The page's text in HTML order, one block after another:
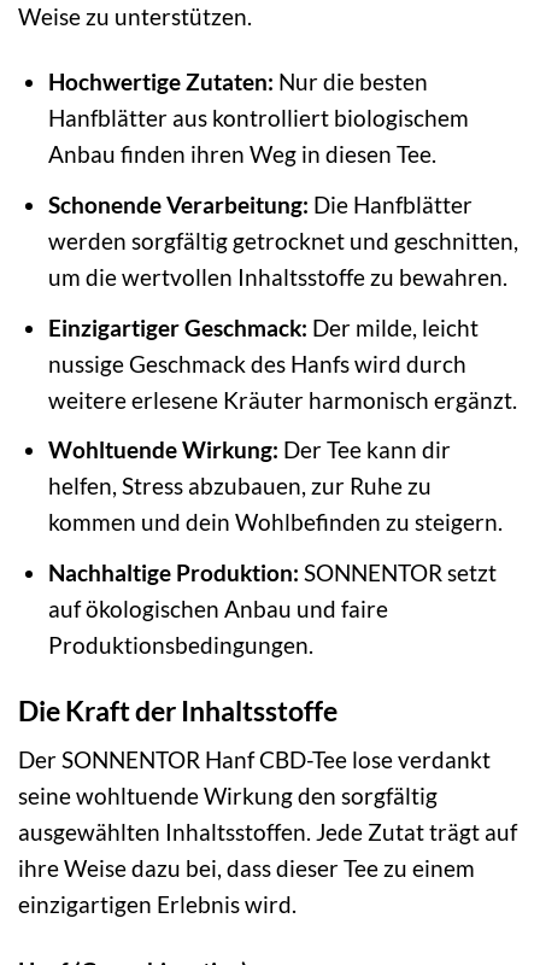
Weise zu unterstützen.
Hochwertige Zutaten: Nur die besten
Hanfblätter aus kontrolliert biologischem
Anbau finden ihren Weg in diesen Tee.
Schonende Verarbeitung: Die Hanfblätter
werden sorgfältig getrocknet und geschnitten,
um die wertvollen Inhaltsstoffe zu bewahren.
Einzigartiger Geschmack: Der milde, leicht
nussige Geschmack des Hanfs wird durch
weitere erlesene Kräuter harmonisch ergänzt.
Wohltuende Wirkung: Der Tee kann dir
helfen, Stress abzubauen, zur Ruhe zu
kommen und dein Wohlbefinden zu steigern.
Nachhaltige Produktion: SONNENTOR setzt
auf ökologischen Anbau und faire
Produktionsbedingungen.
Die Kraft der Inhaltsstoffe
Der SONNENTOR Hanf CBD-Tee lose verdankt
seine wohltuende Wirkung den sorgfältig
ausgewählten Inhaltsstoffen. Jede Zutat trägt auf
ihre Weise dazu bei, dass dieser Tee zu einem
einzigartigen Erlebnis wird.